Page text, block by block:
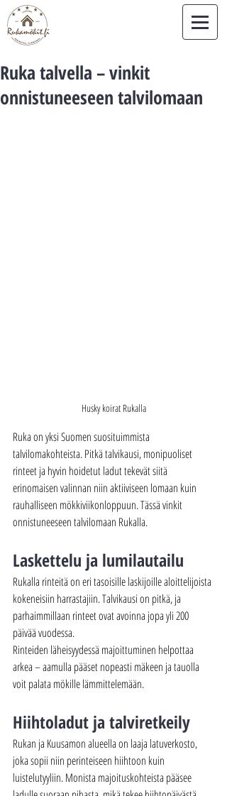
Ruka talvella – vinkit
onnistuneeseen talvilomaan
Husky koirat Rukalla
Ruka on yksi Suomen suosituimmista
talvilomakohteista. Pitkä talvikausi, monipuoliset
rinteet ja hyvin hoidetut ladut tekevät siitä
erinomaisen valinnan niin aktiiviseen lomaan kuin
rauhalliseen mökkiviikonloppuun. Tässä vinkit
onnistuneeseen talvilomaan Rukalla.
Laskettelu ja lumilautailu
Rukalla rinteitä on eri tasoisille laskijoille aloittelijoista
kokeneisiin harrastajiin. Talvikausi on pitkä, ja
parhaimmillaan rinteet ovat avoinna jopa yli 200
päivää vuodessa.
Rinteiden läheisyydessä majoittuminen helpottaa
arkea – aamulla pääset nopeasti mäkeen ja tauolla
voit palata mökille lämmittelemään.
Hiihtoladut ja talviretkeily
Rukan ja Kuusamon alueella on laaja latuverkosto,
joka sopii niin perinteiseen hiihtoon kuin
luistelutyyliin. Monista majoituskohteista pääsee